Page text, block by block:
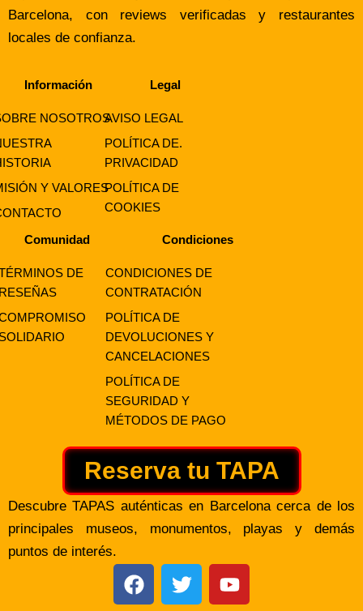
Barcelona, con reviews verificadas y restaurantes
locales de confianza.
Información Legal
NOSOTROS
Y VALORES
AVISO LEGAL
POLÍTICA DE.
PRIVACIDAD
POLÍTICA DE
COOKIES
Comunidad Condiciones
DE
CONDICIONES DE
CONTRATACIÓN
POLÍTICA DE
DEVOLUCIONES Y
CANCELACIONES
POLÍTICA DE
SEGURIDAD Y
MÉTODOS DE PAGO
Reserva tu TAPA
Descubre TAPAS auténticas en Barcelona cerca de los
principales museos, monumentos, playas y demás
puntos de interés.
F
a
T
w
Y
o